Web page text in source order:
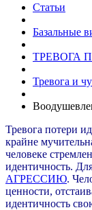
Статьи
Базальные
ТРЕВОГА
Тревога и
Тревога потери
крайне
человеке
идентичность.
АГРЕССИЮ.
ценности,
идентичность